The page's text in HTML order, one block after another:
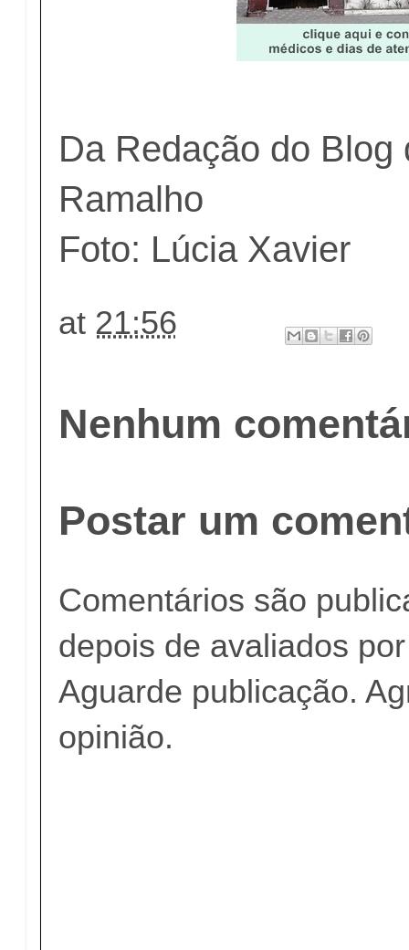
Da Redação do Blog
Ramalho
Foto: Lúcia Xavier
at 21:56
Nenhum
Postar um
Comentários são
depois de avaliados
Aguarde publicação.
opinião.